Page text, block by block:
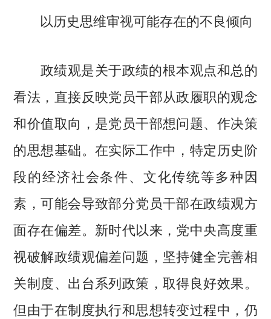
以历史思维审视可能存在的不良倾向
政绩观是关于政绩的根本观点和总的
看法，直接反映党员干部从政履职的观念
和价值取向，是党员干部想问题、作决策
的思想基础。在实际工作中，特定历史阶
段的经济社会条件、文化传统等多种因
素，可能会导致部分党员干部在政绩观方
面存在偏差。新时代以来，党中央高度重
视破解政绩观偏差问题，坚持健全完善相
关制度、出台系列政策，取得良好效果。
但由于在制度执行和思想转变过程中，仍